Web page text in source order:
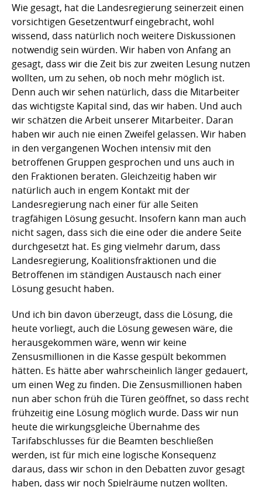
Wie gesagt, hat die Landesregierung seinerzeit einen
vorsichtigen Gesetzentwurf eingebracht, wohl
wissend, dass natürlich noch weitere Diskussionen
notwendig sein würden. Wir haben von Anfang an
gesagt, dass wir die Zeit bis zur zweiten Lesung nutzen
wollten, um zu sehen, ob noch mehr möglich ist.
Denn auch wir sehen natürlich, dass die Mitarbeiter
das wichtigste Kapital sind, das wir haben. Und auch
wir schätzen die Arbeit unserer Mitarbeiter. Daran
haben wir auch nie einen Zweifel gelassen. Wir haben
in den vergangenen Wochen intensiv mit den
betroffenen Gruppen gesprochen und uns auch in
den Fraktionen beraten. Gleichzeitig haben wir
natürlich auch in engem Kontakt mit der
Landesregierung nach einer für alle Seiten
tragfähigen Lösung gesucht. Insofern kann man auch
nicht sagen, dass sich die eine oder die andere Seite
durchgesetzt hat. Es ging vielmehr darum, dass
Landesregierung, Koalitionsfraktionen und die
Betroffenen im ständigen Austausch nach einer
Lösung gesucht haben.
Und ich bin davon überzeugt, dass die Lösung, die
heute vorliegt, auch die Lösung gewesen wäre, die
herausgekommen wäre, wenn wir keine
Zensusmillionen in die Kasse gespült bekommen
hätten. Es hätte aber wahrscheinlich länger gedauert,
um einen Weg zu finden. Die Zensusmillionen haben
nun aber schon früh die Türen geöffnet, so dass recht
frühzeitig eine Lösung möglich wurde. Dass wir nun
heute die wirkungsgleiche Übernahme des
Tarifabschlusses für die Beamten beschließen
werden, ist für mich eine logische Konsequenz
daraus, dass wir schon in den Debatten zuvor gesagt
haben, dass wir noch Spielräume nutzen wollten.